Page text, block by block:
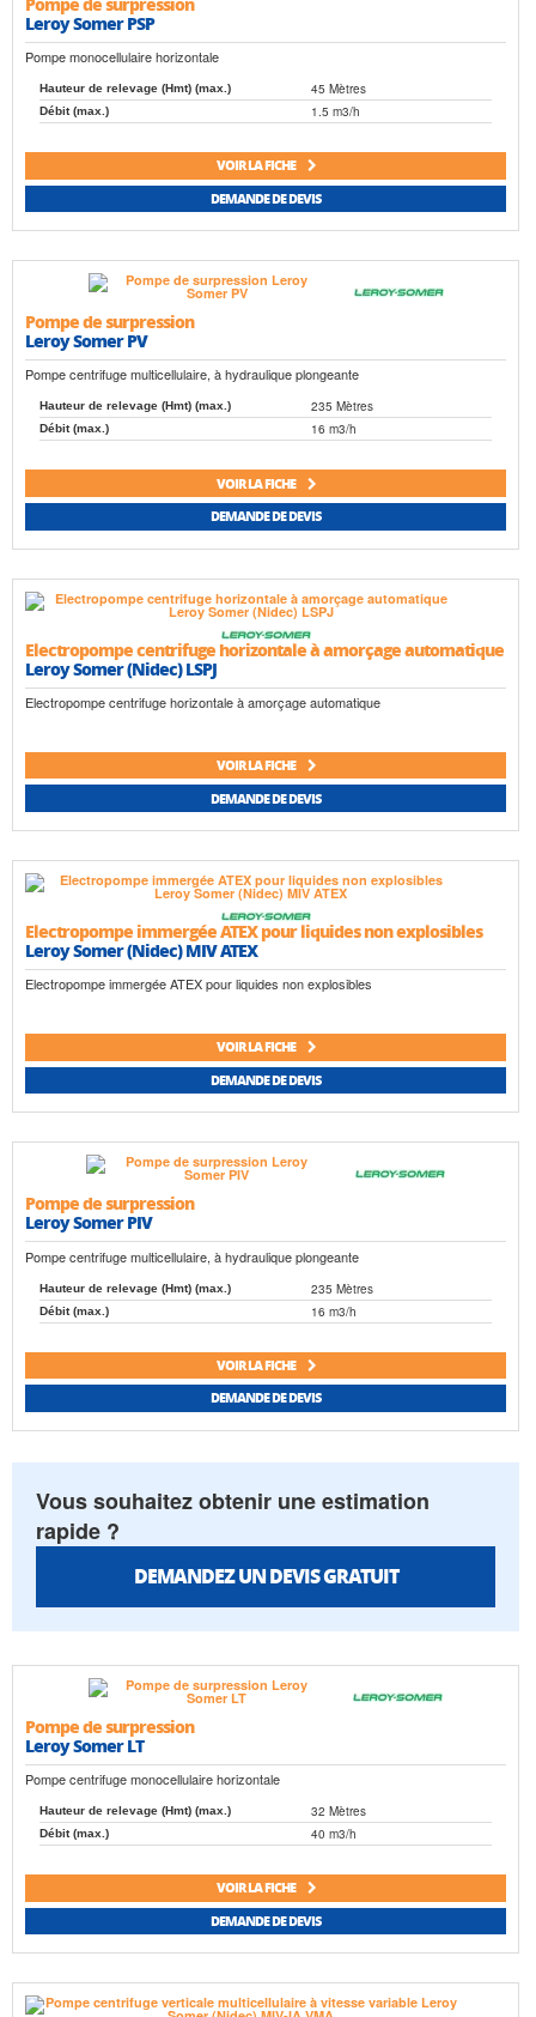
Leroy Somer PSP
Pompe monocellulaire horizontale
Hauteur de relevage (Hmt) (max.) 45 Mètres
Débit (max.) 1.5 m3/h
VOIR LA FICHE
DEMANDE DE DEVIS
Pompe de surpression
Leroy Somer PV
Pompe centrifuge multicellulaire, à hydraulique plongeante
Hauteur de relevage (Hmt) (max.) 235 Mètres
Débit (max.) 16 m3/h
VOIR LA FICHE
DEMANDE DE DEVIS
Electropompe centrifuge horizontale à amorçage automatique
Leroy Somer (Nidec) LSPJ
Electropompe centrifuge horizontale à amorçage automatique
VOIR LA FICHE
DEMANDE DE DEVIS
Electropompe immergée ATEX pour liquides non explosibles
Leroy Somer (Nidec) MIV ATEX
Electropompe immergée ATEX pour liquides non explosibles
VOIR LA FICHE
DEMANDE DE DEVIS
Pompe de surpression
Leroy Somer PIV
Pompe centrifuge multicellulaire, à hydraulique plongeante
Hauteur de relevage (Hmt) (max.) 235 Mètres
Débit (max.) 16 m3/h
VOIR LA FICHE
DEMANDE DE DEVIS
Vous souhaitez obtenir une estimation
rapide ?
DEMANDEZ UN DEVIS GRATUIT
Pompe de surpression
Leroy Somer LT
Pompe centrifuge monocellulaire horizontale
Hauteur de relevage (Hmt) (max.) 32 Mètres
Débit (max.) 40 m3/h
VOIR LA FICHE
DEMANDE DE DEVIS